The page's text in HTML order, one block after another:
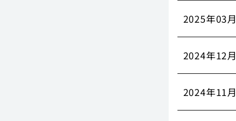
2025年03月
2024年12月
2024年11月